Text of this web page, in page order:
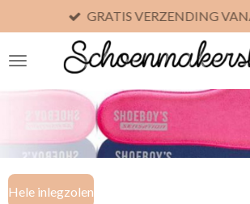
direct
naar
hoofdinhoud
GRATIS VERZENDING
Hele inlegzolen